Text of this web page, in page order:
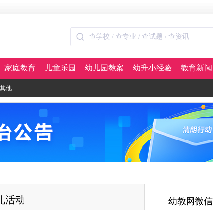
家庭教育 儿童乐园 幼儿园教案 幼升小经验 教育新闻
其他
活动 幼教网微信